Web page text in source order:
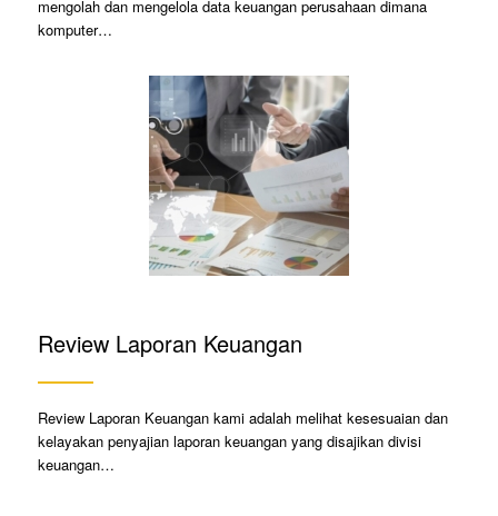
mengolah dan mengelola data keuangan perusahaan dimana
komputer…
Review Laporan Keuangan
Review Laporan Keuangan kami adalah melihat kesesuaian dan
kelayakan penyajian laporan keuangan yang disajikan divisi
keuangan…